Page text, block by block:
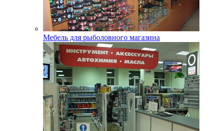
Мебель для рыболовного магазина